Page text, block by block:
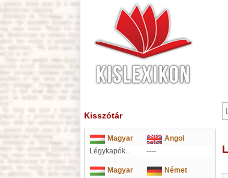
Kisszótár
Magyar
Angol
Légykapók...
----
Magyar
Német